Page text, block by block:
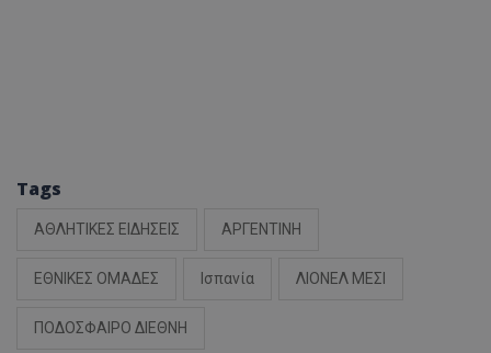
Tags
ΑΘΛΗΤΙΚΕΣ ΕΙΔΗΣΕΙΣ ΑΡΓΕΝΤΙΝΗ
ΕΘΝΙΚΕΣ ΟΜΑΔΕΣ Ισπανία ΛΙΟΝΕΛ ΜΕΣΙ
ΠΟΔΟΣΦΑΙΡΟ ΔΙΕΘΝΗ